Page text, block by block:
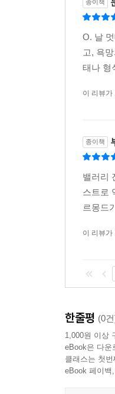
종이책
O. 날
고, 욕
태나 형
이 리뷰가
종이책
밸러리
스트로
르몽드
이 리뷰가
한줄평 (0
1,000원 이상
eBook은 다운
클래스는 첫
eBook 페이백